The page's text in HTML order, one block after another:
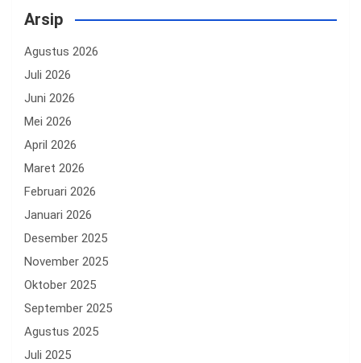
Arsip
Agustus 2026
Juli 2026
Juni 2026
Mei 2026
April 2026
Maret 2026
Februari 2026
Januari 2026
Desember 2025
November 2025
Oktober 2025
September 2025
Agustus 2025
Juli 2025